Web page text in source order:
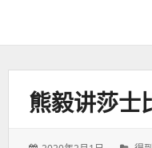
筹
群-熊毅讲莎士